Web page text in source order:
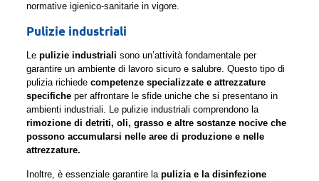
normative igienico-sanitarie in vigore.
Pulizie industriali
Le pulizie industriali sono un’attività fondamentale per
garantire un ambiente di lavoro sicuro e salubre. Questo tipo di
pulizia richiede competenze specializzate e attrezzature
specificheper affrontare le sfide uniche che si presentano in
ambienti industriali. Le pulizie industriali comprendono la
rimozione di detriti, oli, grasso e altre sostanze nocive che
possono accumularsi nelle aree di produzione e nelle
attrezzature.
Inoltre, è essenziale garantire la pulizia e la disinfezione